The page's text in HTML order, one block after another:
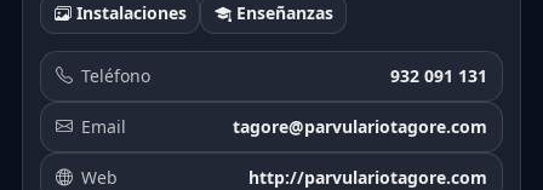
Instalaciones
Enseñanzas
Teléfono 932 091 131
Email tagore@parvulariotagore.com
Web http://parvulariotagore.com